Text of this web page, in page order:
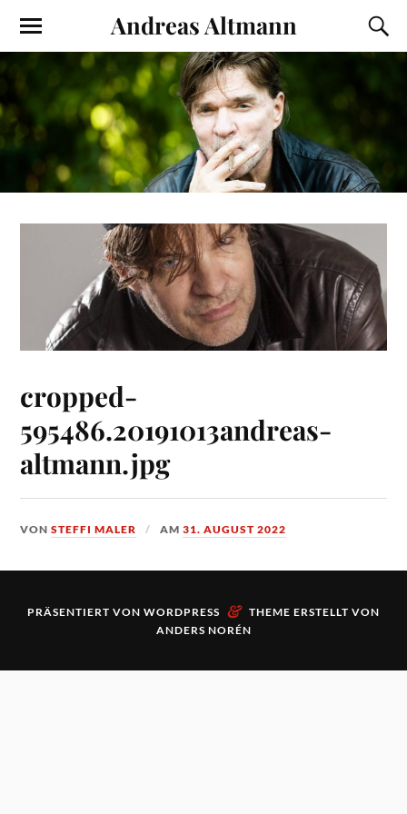
Andreas Altmann
cropped-
595486.20191013andreas-
altmann.jpg
VONSTEFFI MALER AM31. AUGUST 2022
PRÄSENTIERT VON WORDPRESS & THEME ERSTELLT VON
ANDERS NORÉN